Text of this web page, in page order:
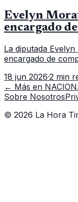
Evelyn
encargado
La diputada
encargado de
capacitación en la
18 jun 2026·2 min
← Más en
Sobre Nosotros
© 2026 La Hora